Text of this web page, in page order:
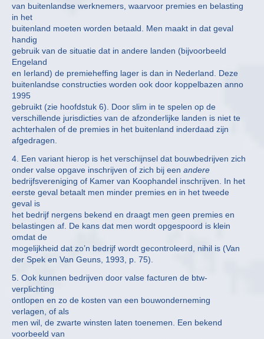
van buitenlandse werknemers, waarvoor premies en belasting
in het
buitenland moeten worden betaald. Men maakt in dat geval
handig
gebruik van de situatie dat in andere landen (bijvoorbeeld
Engeland
en Ierland) de premieheffing lager is dan in Nederland. Deze
buitenlandse constructies worden ook door koppelbazen anno
1995
gebruikt (zie hoofdstuk 6). Door slim in te spelen op de
verschillende jurisdicties van de afzonderlijke landen is niet te
achterhalen of de premies in het buitenland inderdaad zijn
afgedragen.
4. Een variant hierop is het verschijnsel dat bouwbedrijven zich
onder valse opgave inschrijven of zich bij een andere
bedrijfsvereniging of Kamer van Koophandel inschrijven. In het
eerste geval betaalt men minder premies en in het tweede
geval is
het bedrijf nergens bekend en draagt men geen premies en
belastingen af. De kans dat men wordt opgespoord is klein
omdat de
mogelijkheid dat zo’n bedrijf wordt gecontroleerd, nihil is (Van
der Spek en Van Geuns, 1993, p. 75).
5. Ook kunnen bedrijven door valse facturen de btw-
verplichting
ontlopen en zo de kosten van een bouwonderneming
verlagen, of als
men wil, de zwarte winsten laten toenemen. Een bekend
voorbeeld van